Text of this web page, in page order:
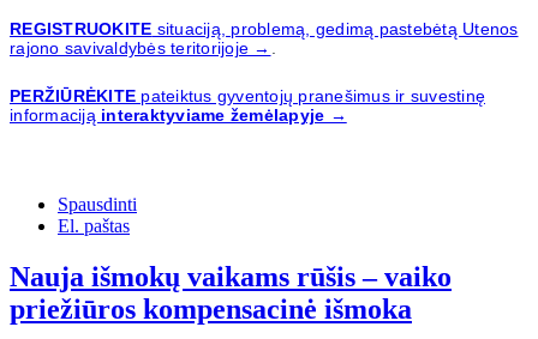
REGISTRUOKITE situaciją, problemą, gedimą pastebėtą Utenos
rajono savivaldybės teritorijoje →
PERŽIŪRĖKITE pateiktus gyventojų pranešimus ir suvestinę
informaciją interaktyviame žemėlapyje →
Spausdinti
El. paštas
Nauja išmokų vaikams rūšis – vaiko
priežiūros kompensacinė išmoka